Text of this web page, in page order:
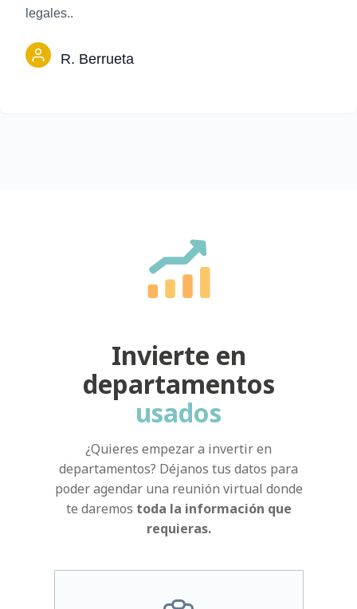
legales..
R. Berrueta
Invierte en
departamentos
usados
¿Quieres empezar a invertir en
departamentos? Déjanos tus datos para
poder agendar una reunión virtual donde
te daremos toda la información que
requieras.